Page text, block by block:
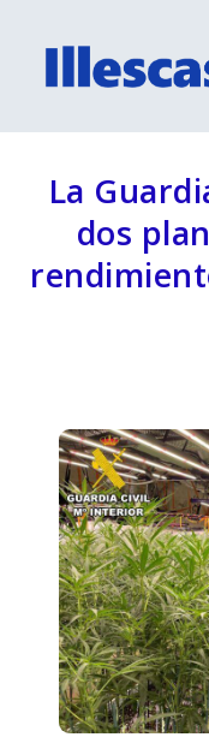
La
dos